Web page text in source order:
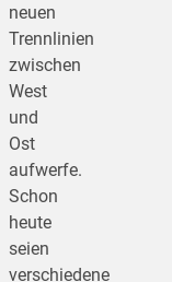
neuen
Trennlinien
zwischen
West
und
Ost
aufwerfe.
Schon
heute
seien
verschiedene